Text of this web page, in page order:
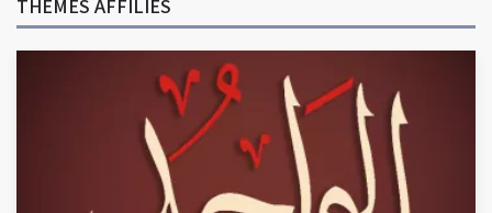
THÈMES AFFILIÉS